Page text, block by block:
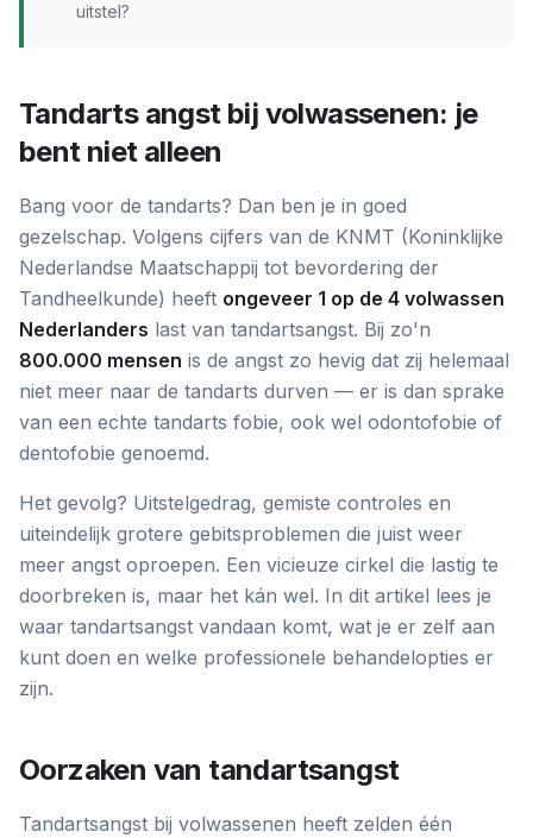
uitstel?
Tandarts angst bij volwassenen: je
bent niet alleen
Bang voor de tandarts? Dan ben je in goed
gezelschap. Volgens cijfers van de KNMT (Koninklijke
Nederlandse Maatschappij tot bevordering der
Tandheelkunde) heeft ongeveer 1 op de 4 volwassen
Nederlanders last van tandartsangst. Bij zo'n
800.000 mensen is de angst zo hevig dat zij helemaal
niet meer naar de tandarts durven — er is dan sprake
van een echte tandarts fobie, ook wel odontofobie of
dentofobie genoemd.
Het gevolg? Uitstelgedrag, gemiste controles en
uiteindelijk grotere gebitsproblemen die juist weer
meer angst oproepen. Een vicieuze cirkel die lastig te
doorbreken is, maar het kán wel. In dit artikel lees je
waar tandartsangst vandaan komt, wat je er zelf aan
kunt doen en welke professionele behandelopties er
zijn.
Oorzaken van tandartsangst
Tandartsangst bij volwassenen heeft zelden één